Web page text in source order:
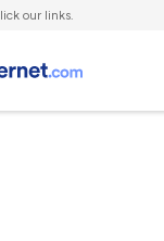
our links.